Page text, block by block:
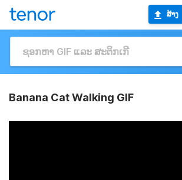
ສ້າງ
Banana Cat Walking GIF